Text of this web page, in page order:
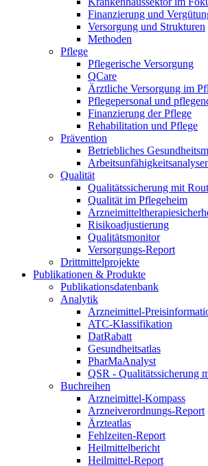
Finanzierung und
Versorgung und Strukturen
Methoden
Pflege
Pflegerische Versorgung
QCare
Ärztliche Versorgung im
Pflegepersonal und
Finanzierung der Pflege
Rehabilitation und Pflege
Prävention
Betriebliches
Qualität
Qualitätssicherung mit
Qualität im Pflegeheim
Risikoadjustierung
Qualitätsmonitor
Versorgungs-Report
Drittmittelprojekte
Publikationen & Produkte
Publikationsdatenbank
Analytik
Arzneimittel-
ATC-Klassifikation
DatRabatt
Gesundheitsatlas
PharMaAnalyst
QSR - Qualitätssicherung
Buchreihen
Arzneimittel-Kompass
Arzneiverordnungs-Report
Ärzteatlas
Fehlzeiten-Report
Heilmittelbericht
Heilmittel-Report